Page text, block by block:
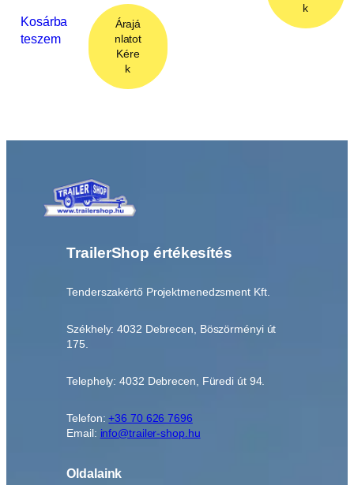
Kosárba
teszem
Árajá
nlatot
Kére
k
k
TrailerShop értékesítés
Tenderszakértő Projektmenedzsment Kft.
Székhely: 4032 Debrecen, Böszörményi út
175.
Telephely: 4032 Debrecen, Füredi út 94.
Telefon:+36 70 626 7696
Email: info@trailer-shop.hu
Oldalaink